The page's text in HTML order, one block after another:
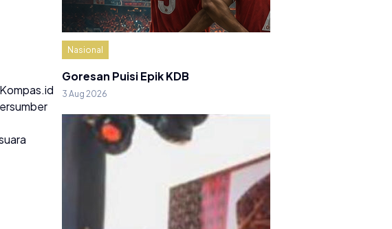
Nasional
Goresan Puisi Epik KDB
3 Aug 2026